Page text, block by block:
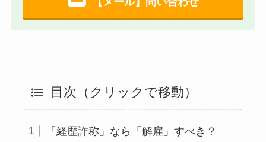
目次（クリックで移動）
「経歴詐称」なら「解雇」すべき？